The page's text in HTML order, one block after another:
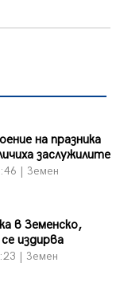
на празника
заслужилите
| Земен
в Земенско,
издирва
| Земен